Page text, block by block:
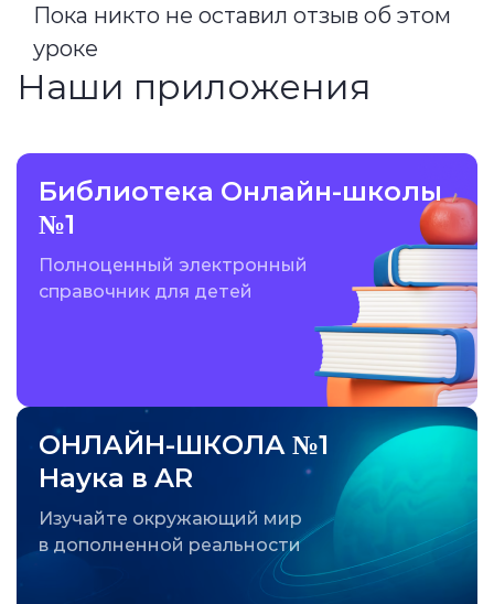
Пока никто не оставил отзыв об этом
уроке
Наши приложения
Библиотека Онлайн-школы
№1
Полноценный электронный
справочник для детей
ОНЛАЙН-ШКОЛА №1
Наука в AR
Изучайте окружающий мир
в дополненной реальности